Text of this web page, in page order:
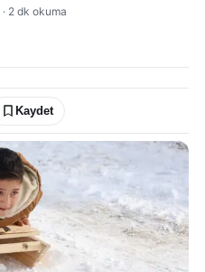
· 2 dk okuma
Kaydet